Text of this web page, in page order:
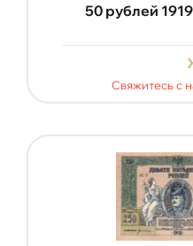
50 рублей
Свяжитесь с